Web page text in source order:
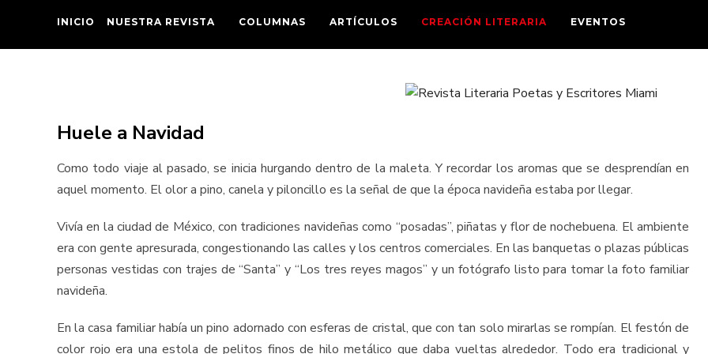
INICIO NUESTRA REVISTA COLUMNAS ARTÍCULOS CREACIÓN LITERARIA EVENTOS
Huele a Navidad
Como todo viaje al pasado, se inicia hurgando dentro de la maleta. Y recordar los aromas que se desprendían en
aquel momento. El olor a pino, canela y piloncillo es la señal de que la época navideña estaba por llegar.
Vivía en la ciudad de México, con tradiciones navideñas como “posadas”, piñatas y flor de nochebuena. El ambiente
era con gente apresurada, congestionando las calles y los centros comerciales. En las banquetas o plazas públicas
personas vestidas con trajes de “Santa” y “Los tres reyes magos” y un fotógrafo listo para tomar la foto familiar
navideña.
En la casa familiar había un pino adornado con esferas de cristal, que con tan solo mirarlas se rompían. El festón de
color rojo era una estola de pelitos finos de hilo metálico que daba vueltas alrededor. Todo era tradicional y